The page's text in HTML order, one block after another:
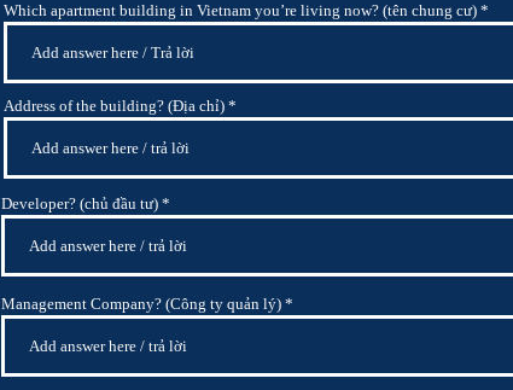
Which apartment building in Vietnam you’re living now? (tên chung cư)
Address of the building? (Địa chỉ)
Developer? (chủ đầu tư)
Management Company? (Công ty quản lý)